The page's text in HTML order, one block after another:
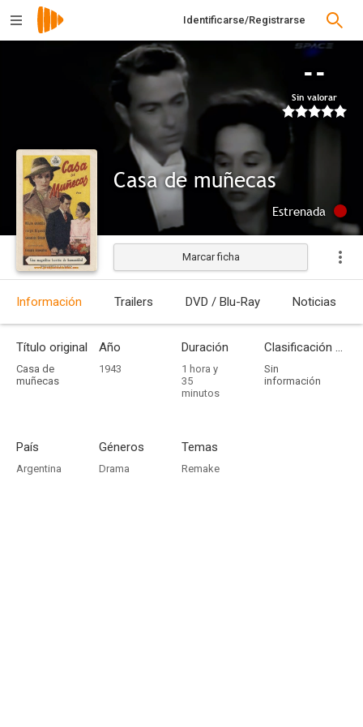
Identificarse/Registrarse
--
Sin valorar
Casa de muñecas
Estrenada
Marcar ficha
Información Trailers DVD / Blu-Ray Noticias
Título original
Casa de
muñecas
Año
1943
Duración
1 hora y
35
minutos
Clasificación por edades
Sin
información
País
Argentina
Géneros
Drama
Temas
Remake